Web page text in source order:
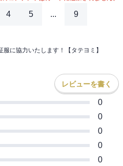
4 5 ... 9
服に協力いたします！【タテヨミ】
レビューを書く
0
0
0
0
0